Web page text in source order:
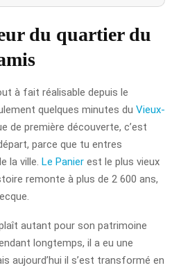
du quartier du
à fait réalisable depuis le
quelques minutes du Vieux-
de première découverte, c’est
parce que tu entres
la ville. Le Panier est le plus vieux
remonte à plus de 2 600 ans,
autant pour son patrimoine
longtemps, il a eu une
aujourd’hui il s’est transformé en